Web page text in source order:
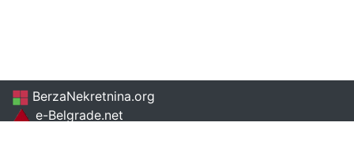
BerzaNekretnina.org
e-Belgrade.net